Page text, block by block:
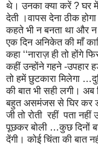
थे। उनका क्या करें ? घर
देती ।वापस देना ठीक
कहते भी न बनता था और न
एक दिन अनिकेत की माँ
कहा ‘‘नाराज़ ही तो होंगे
कहीं उन्होंने गहने -उपहार
तो हमें छुटकारा मिलेगा
की बात भी सही लगी। अब
बहुत असमंजस से घिर कर
जी तो रोती रहीं पता
पूछकर बोली …कुछ दिनों
देंगी। कोई चिंता की बात